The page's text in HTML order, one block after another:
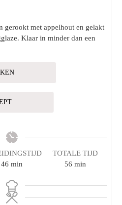
gerookt met appelhout en gelakt
Klaar in minder dan een
46 min
TOTALE TIJD
56 min